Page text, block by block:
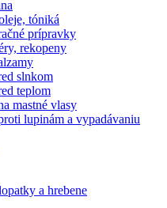
tóniká
prípravky
rekopeny
slnkom
teplom
mastné vlasy
lupinám a vypadávaniu
a hrebene